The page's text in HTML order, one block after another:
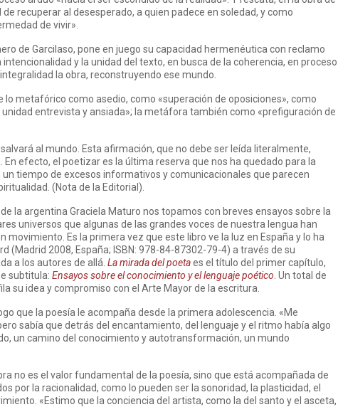
recuperar al desesperado, a quien padece en soledad, y como
de vivir».
de Garcilaso, pone en juego su capacidad hermenéutica con reclamo
y la unidad del texto, en busca de la coherencia, en proceso
la obra, reconstruyendo ese mundo.
lo metafórico como asedio, como «superación de oposiciones», como
entrevista y ansiada»; la metáfora también como «prefiguración de
salvará al mundo. Esta afirmación, que no debe ser leída literalmente,
efecto, el poetizar es la última reserva que nos ha quedado para la
tiempo de excesos informativos y comunicacionales que parecen
(Nota de la Editorial).
la argentina Graciela Maturo nos topamos con breves ensayos sobre la
universos que algunas de las grandes voces de nuestra lengua han
movimiento. Es la primera vez que este libro ve la luz en España y lo ha
(Madrid 2008, España; ISBN: 978-84-87302-79-4) a través de su
a los autores de allá. La mirada del poetaes el título del primer capítulo,
subtitula: Ensayos sobre el conocimiento y el lenguaje poético . Un total de
su idea y compromiso con el Arte Mayor de la escritura.
que la poesía le acompaña desde la primera adolescencia. «Me
sabía que detrás del encantamiento, del lenguaje y el ritmo había algo
un camino del conocimiento y autotransformación, un mundo
no es el valor fundamental de la poesía, sino que está acompañada de
por la racionalidad, como lo pueden ser la sonoridad, la plasticidad, el
«Estimo que la conciencia del artista, como la del santo y el asceta,